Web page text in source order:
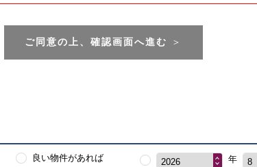
ご同意の上、確認画面へ進む ＞
良い物件があれば 2026 年 8